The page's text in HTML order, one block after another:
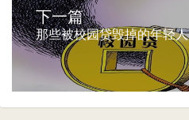
下一篇
那些被校园贷毁掉的年轻人